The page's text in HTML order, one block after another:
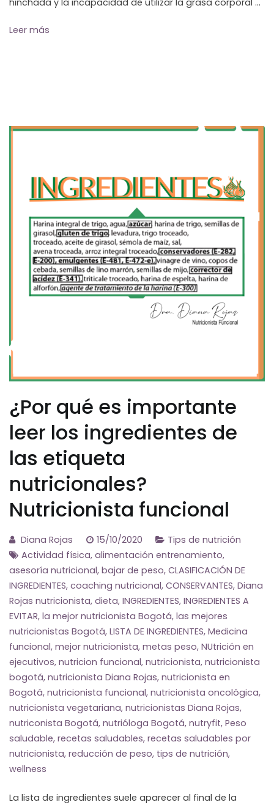
Leer más
¿Por qué es importante
leer los ingredientes de
las etiqueta
nutricionales?
Nutricionista funcional
Diana Rojas 15/10/2020
Tips de nutrición
Actividad física, alimentación entrenamiento,
asesoría nutricional, bajar de peso, CLASIFICACIÓN DE
INGREDIENTES, coaching nutricional, CONSERVANTES, Diana
Rojas nutricionista, dieta, INGREDIENTES, INGREDIENTES A
EVITAR, la mejor nutricionista Bogotá, las mejores
nutricionistas Bogotá, LISTA DE INGREDIENTES, Medicina
funcional, mejor nutricionista, metas peso, NUtrición en
ejecutivos, nutricion funcional, nutricionista, nutricionista
bogotá, nutricionista Diana Rojas, nutricionista en
Bogotá, nutricionista funcional, nutricionista oncológica,
nutricionista vegetariana, nutricionistas Diana Rojas,
nutriconista Bogotá, nutrióloga Bogotá, nutryfit, Peso
saludable, recetas saludables, recetas saludables por
nutricionista, reducción de peso, tips de nutrición,
wellness
La lista de ingredientes suele aparecer al final de la